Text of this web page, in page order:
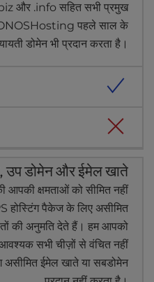
और .info सहित सभी प्रमुख
पहले साल के
डोमेन भी प्रदान करता है।
उप डोमेन और ईमेल खाते
आपकी क्षमताओं को सीमित नहीं
होस्टिंग पैकेज के लिए असीमित
की अनुमति देते हैं। हम आपको
सभी चीज़ों से वंचित नहीं
ईमेल खाते या सबडोमेन